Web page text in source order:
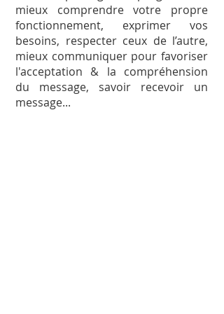
mieux comprendre votre propre
fonctionnement, exprimer vos
besoins, respecter ceux de l’autre,
mieux communiquer pour favoriser
l'acceptation & la compréhension
du message, savoir recevoir un
message...